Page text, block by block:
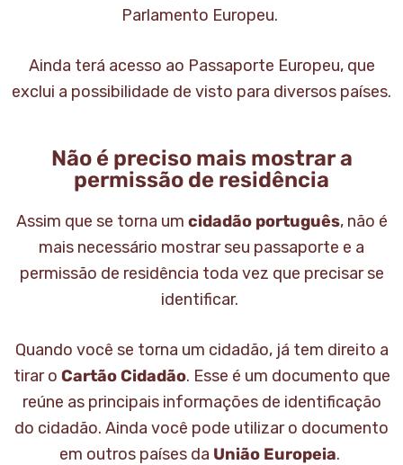
Parlamento Europeu.
Ainda terá acesso ao Passaporte Europeu, que
exclui a possibilidade de visto para diversos países.
Não é preciso mais mostrar a
permissão de residência
Assim que se torna um cidadão português, não é
mais necessário mostrar seu passaporte e a
permissão de residência toda vez que precisar se
identificar.
Quando você se torna um cidadão, já tem direito a
tirar o Cartão Cidadão. Esse é um documento que
reúne as principais informações de identificação
do cidadão. Ainda você pode utilizar o documento
em outros países da União Europeia.